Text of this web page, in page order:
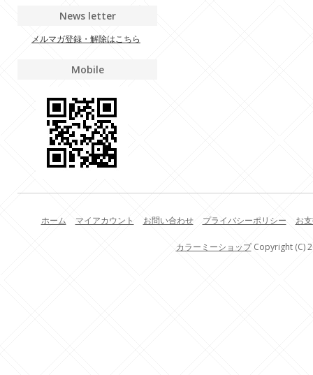
News letter
メルマガ登録・解除はこちら
Mobile
ホーム マイアカウント お問い合わせ プライバシーポリシー お
カラーミーショップCopyright (C)